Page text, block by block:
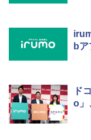
b
ド
o」